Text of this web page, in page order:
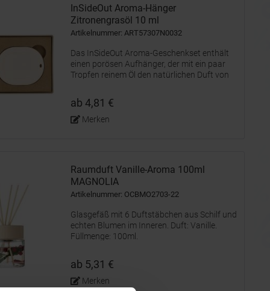
InSideOut Aroma-Hänger
Zitronengrasöl 10 ml
Artikelnummer: ART57307N0032
Das InSideOut Aroma-Geschenkset enthält
einen porösen Aufhänger, der mit ein paar
Tropfen reinem Öl den natürlichen Duft von
kleine Räume wie Schlafzimmer, Badezimmer
oder Kleiderschrank. Die...
ab 4,81 €
Merken
Raumduft Vanille-Aroma 100ml
MAGNOLIA
Artikelnummer: OCBMO2703-22
Glasgefäß mit 6 Duftstäbchen aus Schilf und
echten Blumen im Inneren. Duft: Vanille.
Füllmenge: 100ml.
ab 5,31 €
Merken